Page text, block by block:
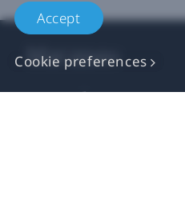
Accept
Cookie preferences
Магазин
Для бизнеса